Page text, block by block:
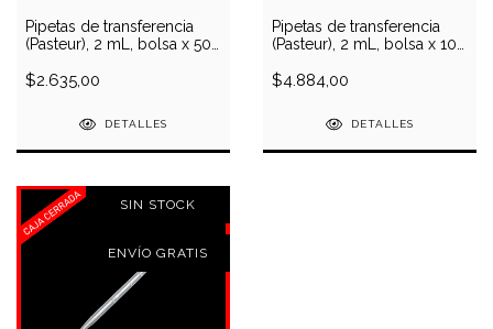
Pipetas de transferencia
(Pasteur), 2 mL, bolsa x 50
$2.635,00
DETALLES
Pipetas de transferencia
(Pasteur), 2 mL, bolsa x 100
$4.884,00
DETALLES
SIN STOCK
ENVÍO GRATIS